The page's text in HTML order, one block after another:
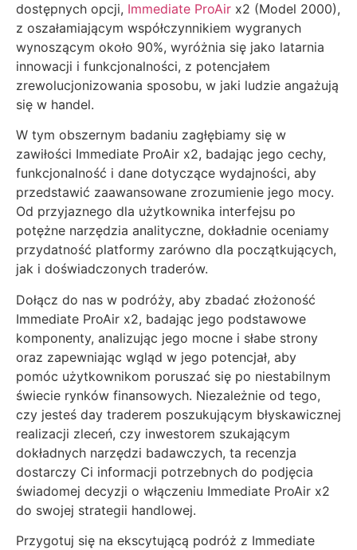
dostępnych opcji, Immediate ProAir x2 (Model 2000),
z oszałamiającym współczynnikiem wygranych
wynoszącym około 90%, wyróżnia się jako latarnia
innowacji i funkcjonalności, z potencjałem
zrewolucjonizowania sposobu, w jaki ludzie angażują
się w handel.
W tym obszernym badaniu zagłębiamy się w
zawiłości Immediate ProAir x2, badając jego cechy,
funkcjonalność i dane dotyczące wydajności, aby
przedstawić zaawansowane zrozumienie jego mocy.
Od przyjaznego dla użytkownika interfejsu po
potężne narzędzia analityczne, dokładnie oceniamy
przydatność platformy zarówno dla początkujących,
jak i doświadczonych traderów.
Dołącz do nas w podróży, aby zbadać złożoność
Immediate ProAir x2, badając jego podstawowe
komponenty, analizując jego mocne i słabe strony
oraz zapewniając wgląd w jego potencjał, aby
pomóc użytkownikom poruszać się po niestabilnym
świecie rynków finansowych. Niezależnie od tego,
czy jesteś day traderem poszukującym błyskawicznej
realizacji zleceń, czy inwestorem szukającym
dokładnych narzędzi badawczych, ta recenzja
dostarczy Ci informacji potrzebnych do podjęcia
świadomej decyzji o włączeniu Immediate ProAir x2
do swojej strategii handlowej.
Przygotuj się na ekscytującą podróż z Immediate